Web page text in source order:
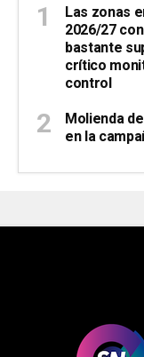
Las zonas
2026/27
bastante
crítico
control
Molienda
en la